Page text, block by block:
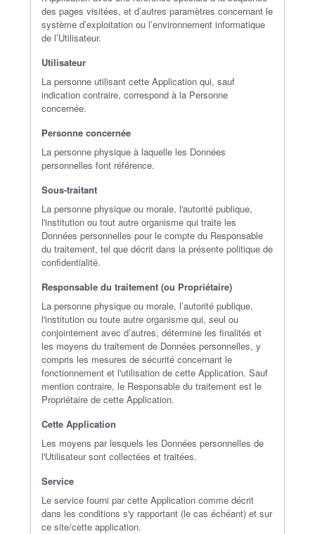
des pages visitées, et d’autres paramètres concernant le
système d’exploitation ou l’environnement informatique
de l’Utilisateur.
Utilisateur
La personne utilisant cette Application qui, sauf
indication contraire, correspond à la Personne
concernée.
Personne concernée
La personne physique à laquelle les Données
personnelles font référence.
Sous-traitant
La personne physique ou morale, l'autorité publique,
l'institution ou tout autre organisme qui traite les
Données personnelles pour le compte du Responsable
du traitement, tel que décrit dans la présente politique de
confidentialité.
Responsable du traitement (ou Propriétaire)
La personne physique ou morale, l’autorité publique,
l'institution ou toute autre organisme qui, seul ou
conjointement avec d’autres, détermine les finalités et
les moyens du traitement de Données personnelles, y
compris les mesures de sécurité concernant le
fonctionnement et l'utilisation de cette Application. Sauf
mention contraire, le Responsable du traitement est le
Propriétaire de cette Application.
Cette Application
Les moyens par lesquels les Données personnelles de
l'Utilisateur sont collectées et traitées.
Service
Le service fourni par cette Application comme décrit
dans les conditions s'y rapportant (le cas échéant) et sur
ce site/cette application.